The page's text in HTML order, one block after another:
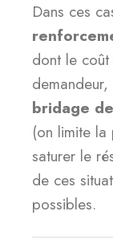
Dans ces
dont le
bridage
(on limite la
saturer le
de ces
possibles.